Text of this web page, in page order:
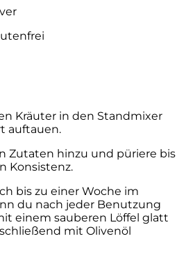
Kräuter in den Standmixer
auftauen.
Zutaten hinzu und püriere bis
Konsistenz.
bis zu einer Woche im
du nach jeder Benutzung
einem sauberen Löffel glatt
mit Olivenöl